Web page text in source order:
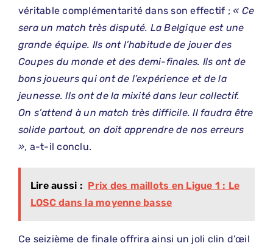
véritable complémentarité dans son effectif ; « Ce
sera un match très disputé. La Belgique est une
grande équipe. Ils ont l’habitude de jouer des
Coupes du monde et des demi-finales. Ils ont de
bons joueurs qui ont de l’expérience et de la
jeunesse. Ils ont de la mixité dans leur collectif.
On s’attend à un match très difficile. Il faudra être
solide partout, on doit apprendre de nos erreurs
», a-t-il conclu.
Lire aussi : Prix des maillots en Ligue 1 : Le
LOSC dans la moyenne basse
Ce seizième de finale offrira ainsi un joli clin d’œil